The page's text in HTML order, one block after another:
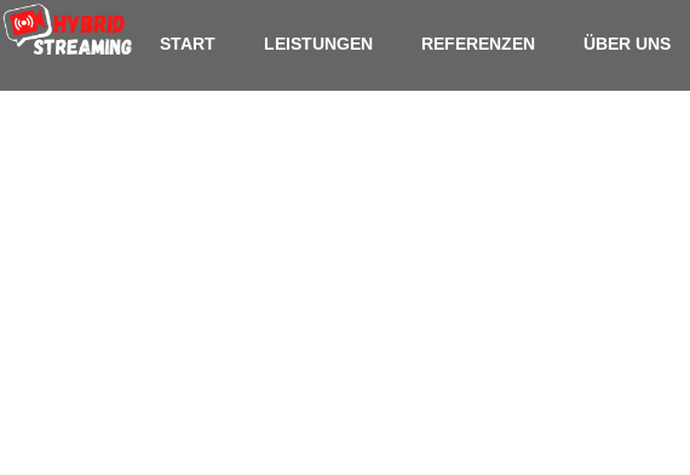
content
START LEISTUNGEN REFERENZEN ÜBER UNS